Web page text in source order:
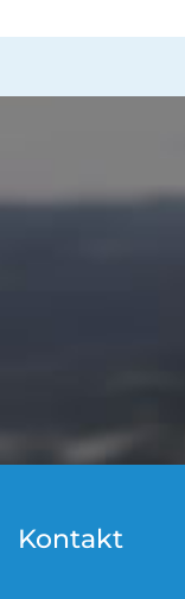
Kontakt